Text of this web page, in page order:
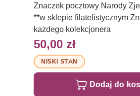
Znaczek pocztowy Narody
**w sklepie filatelistycznym
każdego kolekcjonera
50,00 zł
NISKI STAN
Dodaj do